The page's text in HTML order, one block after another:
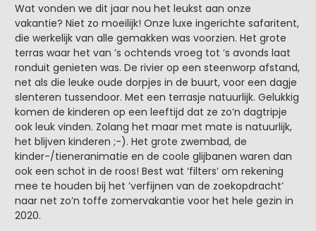
Wat vonden we dit jaar nou het leukst aan onze
vakantie? Niet zo moeilijk! Onze luxe ingerichte safaritent,
die werkelijk van alle gemakken was voorzien. Het grote
terras waar het van ’s ochtends vroeg tot ’s avonds laat
ronduit genieten was. De rivier op een steenworp afstand,
net als die leuke oude dorpjes in de buurt, voor een dagje
slenteren tussendoor. Met een terrasje natuurlijk. Gelukkig
komen de kinderen op een leeftijd dat ze zo’n dagtripje
ook leuk vinden. Zolang het maar met mate is natuurlijk,
het blijven kinderen ;-). Het grote zwembad, de
kinder-/tieneranimatie en de coole glijbanen waren dan
ook een schot in de roos! Best wat ‘filters’ om rekening
mee te houden bij het ’verfijnen van de zoekopdracht’
naar net zo’n toffe zomervakantie voor het hele gezin in
2020.